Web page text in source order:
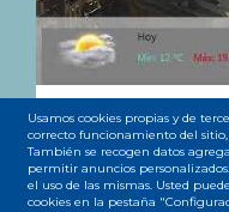
Canal
Usamos cookies propias y de
correcto funcionamiento del
También se recogen datos
permitir anuncios
el uso de las mismas. Usted
cookies en la pestaña